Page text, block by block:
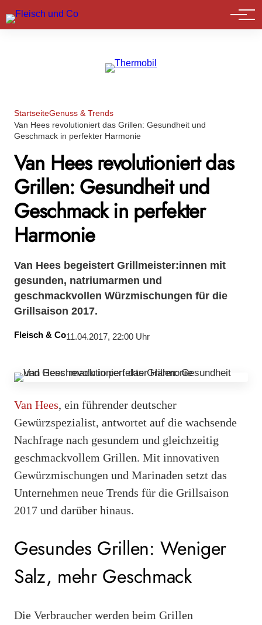
Marktführer
StartseiteGenuss & Trends
Van Hees revolutioniert das Grillen: Gesundheit und
Geschmack in perfekter Harmonie
Van Hees revolutioniert das
Grillen: Gesundheit und
Geschmack in perfekter
Harmonie
Van Hees begeistert Grillmeister:innen mit
gesunden, natriumarmen und
geschmackvollen Würzmischungen für die
Grillsaison 2017.
Fleisch & Co11.04.2017, 22:00 Uhr
Van Hees, ein führender deutscher
Gewürzspezialist, antwortet auf die wachsende
Nachfrage nach gesundem und gleichzeitig
geschmackvollem Grillen. Mit innovativen
Gewürzmischungen und Marinaden setzt das
Unternehmen neue Trends für die Grillsaison
2017 und darüber hinaus.
Gesundes Grillen: Weniger
Salz, mehr Geschmack
Die Verbraucher werden beim Grillen